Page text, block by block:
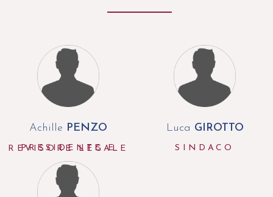
Achille PENZO
PRESIDENTE E REVISORE LEGALE
Luca GIROTTO
SINDACO